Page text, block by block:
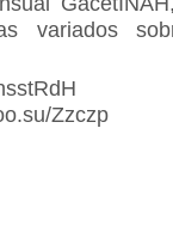
variados
Zzczp